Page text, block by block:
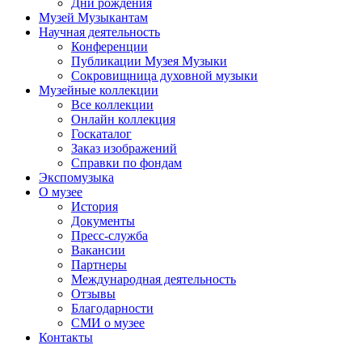
Дни рождения
Музей Музыкантам
Научная деятельность
Конференции
Публикации Музея Музыки
Сокровищница духовной музыки
Музейные коллекции
Все коллекции
Онлайн коллекция
Госкаталог
Заказ изображений
Справки по фондам
Экспомузыка
О музее
История
Документы
Пресс-служба
Вакансии
Партнеры
Международная деятельность
Отзывы
Благодарности
СМИ о музее
Контакты